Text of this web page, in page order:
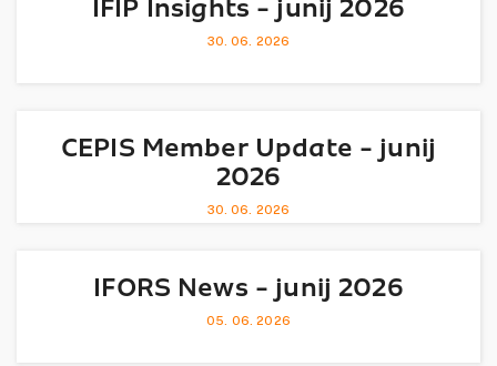
IFIP Insights - junij 2026
30. 06. 2026
CEPIS Member Update - junij
2026
30. 06. 2026
IFORS News - junij 2026
05. 06. 2026